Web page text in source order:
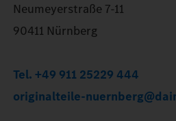
Neumeyerstraße 7-11
90411 Nürnberg
Tel. +49 911 25229 444
originalteile-